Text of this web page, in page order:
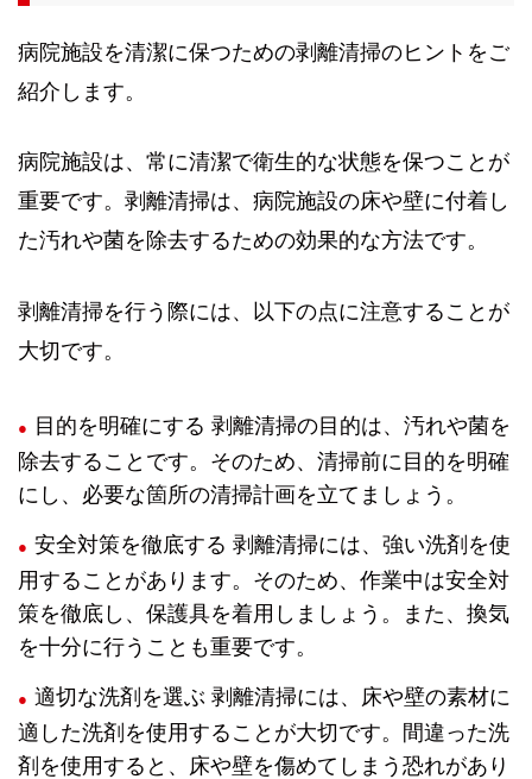
病院施設を清潔に保つための剥離清掃のヒントをご
紹介します。
病院施設は、常に清潔で衛生的な状態を保つことが
重要です。剥離清掃は、病院施設の床や壁に付着し
た汚れや菌を除去するための効果的な方法です。
剥離清掃を行う際には、以下の点に注意することが
大切です。
目的を明確にする 剥離清掃の目的は、汚れや菌を
除去することです。そのため、清掃前に目的を明確
にし、必要な箇所の清掃計画を立てましょう。
安全対策を徹底する 剥離清掃には、強い洗剤を使
用することがあります。そのため、作業中は安全対
策を徹底し、保護具を着用しましょう。また、換気
を十分に行うことも重要です。
適切な洗剤を選ぶ 剥離清掃には、床や壁の素材に
適した洗剤を使用することが大切です。間違った洗
剤を使用すると、床や壁を傷めてしまう恐れがあり